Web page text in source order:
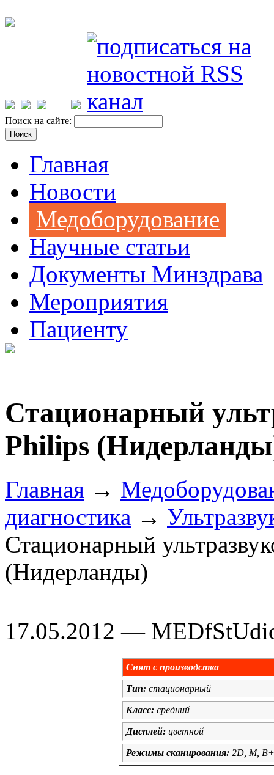
Поиск на сайте:
Главная
Новости
Медоборудование
Научные статьи
Документы Минздрава
Мероприятия
Пациенту
Стационарный
Philips
Главная →
диагностика →
Стационарный
(Нидерланды)
17.05.2012 —
Снят с производства
Тип: стационарный
Класс: средний
Дисплей: цветной
Режимы сканирования: 2D, M,